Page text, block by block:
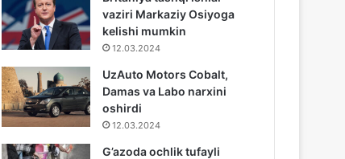
vaziri Markaziy Osiyoga
kelishi mumkin
12.03.2024
UzAuto Motors Cobalt,
Damas va Labo narxini
oshirdi
12.03.2024
G’azoda ochlik tufayli